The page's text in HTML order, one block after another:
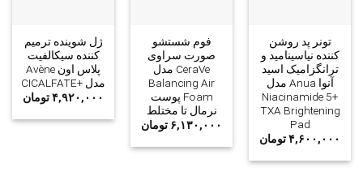
تونر پد روشن
کننده نیاسینامید و
ترانگزامیک اسید
آنوا Anua مدل
Niacinamide 5+
TXA Brightening
Pad
۴,۶۰۰,۰۰۰تومان
فوم شستشو
صورت سراوی
CeraVe مدل
Balancing Air
Foam پوست
نرمال تا مختلط
۶,۱۳۰,۰۰۰ تومان
ژل شوینده ترمیم
کننده سیکالفیت
پلاس اون Avène
مدل +CICALFATE
۴,۹۲۰,۰۰۰تومان